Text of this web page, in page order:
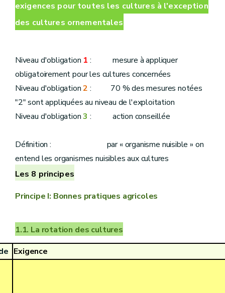
exigences pour toutes les cultures à l'exception
des cultures ornementales
Niveau d'obligation 1 : mesure à appliquer
obligatoirement pour les cultures concernées
Niveau d'obligation2: 70 % des mesures notées
"2" sont appliquées au niveau de l'exploitation
Niveau d'obligation3: action conseillée
Définition : par « organisme nuisible » on
entend les organismes nuisibles aux cultures
Les 8 principes
Principe I: Bonnes pratiques agricoles
1.1. La rotation des cultures
Exigence